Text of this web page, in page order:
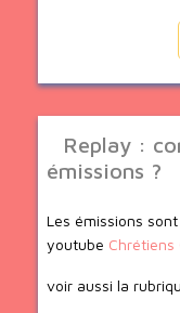
Replay :
émissions ?
Les émissions
youtube Chrétiens
voir aussi la